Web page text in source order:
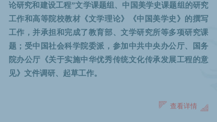
查看详情
论研究和建设工程”文学课题组、中国美学史课题组的研究
工作和高等院校教材《文学理论》《中国美学史》的撰写
工作，并承担和完成了教育部、文学研究所等多项研究课
题；受中国社会科学院委派，参加中共中央办公厅、国务
院办公厅《关于实施中华优秀传统文化传承发展工程的意
见》文件调研、起草工作。